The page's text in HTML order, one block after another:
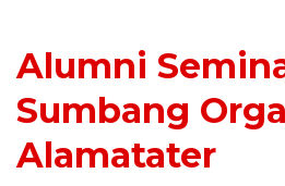
Alumni
Sumbang
Alamatater